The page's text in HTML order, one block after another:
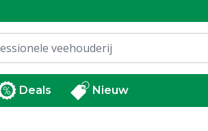
Deals Nieuw